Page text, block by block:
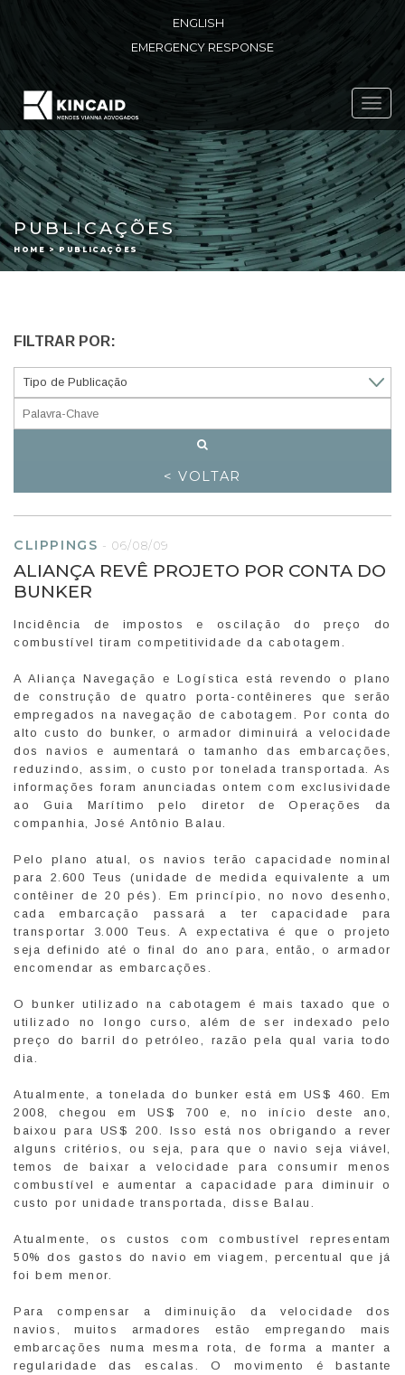
ENGLISH
EMERGENCY RESPONSE
PUBLICAÇÕES
HOME > PUBLICAÇÕES
FILTRAR POR:
< VOLTAR
CLIPPINGS -06/08/09
ALIANÇA REVÊ PROJETO POR CONTA DO
BUNKER
Incidência de impostos e oscilação do preço do
combustível tiram competitividade da cabotagem.
A Aliança Navegação e Logística está revendo o plano
de construção de quatro porta-contêineres que serão
empregados na navegação de cabotagem. Por conta do
alto custo do bunker, o armador diminuirá a velocidade
dos navios e aumentará o tamanho das embarcações,
reduzindo, assim, o custo por tonelada transportada. As
informações foram anunciadas ontem com exclusividade
ao Guia Marítimo pelo diretor de Operações da
companhia, José Antônio Balau.
Pelo plano atual, os navios terão capacidade nominal
para 2.600 Teus (unidade de medida equivalente a um
contêiner de 20 pés). Em princípio, no novo desenho,
cada embarcação passará a ter capacidade para
transportar 3.000 Teus. A expectativa é que o projeto
seja definido até o final do ano para, então, o armador
encomendar as embarcações.
O bunker utilizado na cabotagem é mais taxado que o
utilizado no longo curso, além de ser indexado pelo
preço do barril do petróleo, razão pela qual varia todo
dia.
Atualmente, a tonelada do bunker está em US$ 460. Em
2008, chegou em US$ 700 e, no início deste ano,
baixou para US$ 200. Isso está nos obrigando a rever
alguns critérios, ou seja, para que o navio seja viável,
temos de baixar a velocidade para consumir menos
combustível e aumentar a capacidade para diminuir o
custo por unidade transportada, disse Balau.
Atualmente, os custos com combustível representam
50% dos gastos do navio em viagem, percentual que já
foi bem menor.
Para compensar a diminuição da velocidade dos
navios, muitos armadores estão empregando mais
embarcações numa mesma rota, de forma a manter a
regularidade das escalas. O movimento é bastante